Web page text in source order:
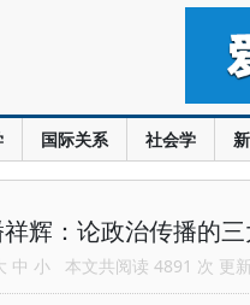
国际关系 社会学
祥辉：论政治传播的
中 小 本文共阅读 4891 次 更